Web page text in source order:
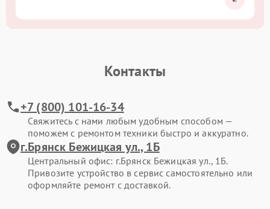
Контакты
+7 (800) 101-16-34
Свяжитесь с нами любым удобным способом —
поможем с ремонтом техники быстро и аккуратно.
г.Брянск Бежицкая ул., 1Б
Центральный офис: г.Брянск Бежицкая ул., 1Б.
Привозите устройство в сервис самостоятельно или
оформляйте ремонт с доставкой.